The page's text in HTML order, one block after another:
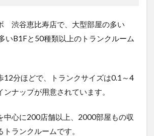
渋谷恵比寿店で、大型部屋の多い
いB1Fと50種類以上のトランクルーム
12分ほどで、トランクサイズは0.1～4
ナップが用意されています。
中心に200店舗以上、2000部屋もの収
ランクルームです。